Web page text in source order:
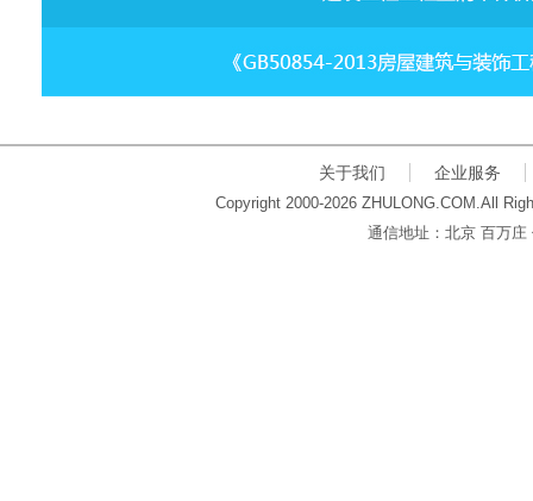
关于我们 企业服务
Copyright 2000-2026 ZHULONG.COM.All
通信地址：北京 百万